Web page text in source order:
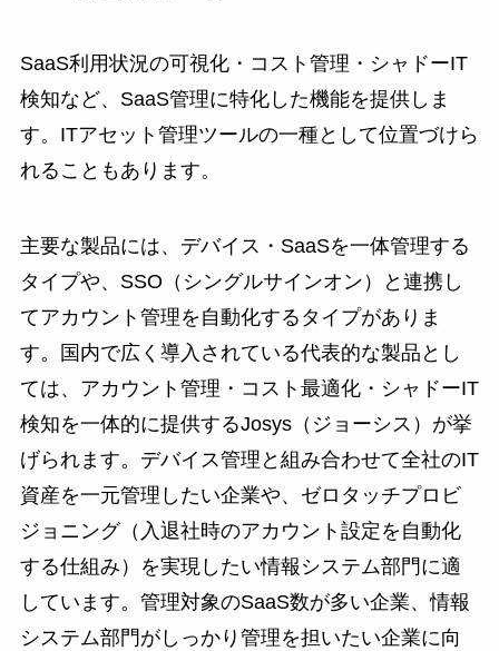
SaaS利用状況の可視化・コスト管理・シャドーIT
検知など、SaaS管理に特化した機能を提供しま
す。ITアセット管理ツールの一種として位置づけら
れることもあります。
主要な製品には、デバイス・SaaSを一体管理する
タイプや、SSO（シングルサインオン）と連携し
てアカウント管理を自動化するタイプがありま
す。国内で広く導入されている代表的な製品とし
ては、アカウント管理・コスト最適化・シャドーIT
検知を一体的に提供するJosys（ジョーシス）が挙
げられます。デバイス管理と組み合わせて全社のIT
資産を一元管理したい企業や、ゼロタッチプロビ
ジョニング（入退社時のアカウント設定を自動化
する仕組み）を実現したい情報システム部門に適
しています。管理対象のSaaS数が多い企業、情報
システム部門がしっかり管理を担いたい企業に向